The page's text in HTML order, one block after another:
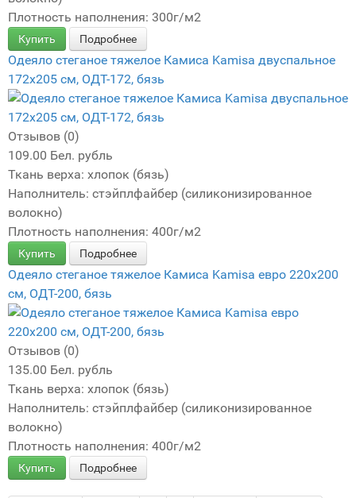
Плотность наполнения: 300г/м2
Купить Подробнее
Одеяло стеганое тяжелое Камиса Kamisa двуспальное
172х205 см, ОДТ-172, бязь
Отзывов (0)
109.00 Бел. рубль
Ткань верха: хлопок (бязь)
Наполнитель: стэйплфайбер (силиконизированное
волокно)
Плотность наполнения: 400г/м2
Купить Подробнее
Одеяло стеганое тяжелое Камиса Kamisa евро 220х200
см, ОДТ-200, бязь
Отзывов (0)
135.00 Бел. рубль
Ткань верха: хлопок (бязь)
Наполнитель: стэйплфайбер (силиконизированное
волокно)
Плотность наполнения: 400г/м2
Купить Подробнее